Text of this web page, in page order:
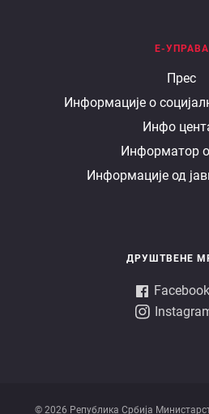
Е-УПРАВА
Прес
Информације о
Инфо
Информатор
Информације од
ДРУШТВЕНЕ
Facebook
© 2026 Републикa Србијa